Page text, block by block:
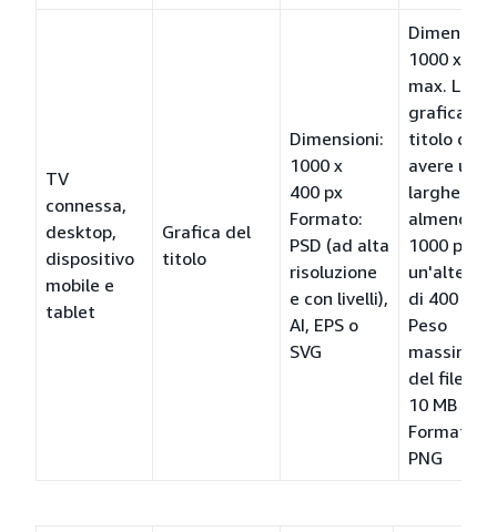
TV
connessa,
desktop,
dispositivo
mobile e
tablet
Grafica del
titolo
Dimensioni:
1000 x
400 px
Formato:
PSD (ad alta
risoluzione
e con livelli),
AI, EPS o
SVG
1000 x 400
max. La
grafica del
titolo deve
avere una
larghezza
almeno
1000 px o
un'altezza
di 400 px.
Peso
massimo
del file:
10 MB
Formato:
PNG